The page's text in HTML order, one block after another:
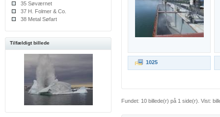
35 Søværnet
37 H. Folmer & Co.
38 Metal Søfart
Tilfældigt billede
1025
Fundet: 10 billede(r) på 1 side(r). Vist: